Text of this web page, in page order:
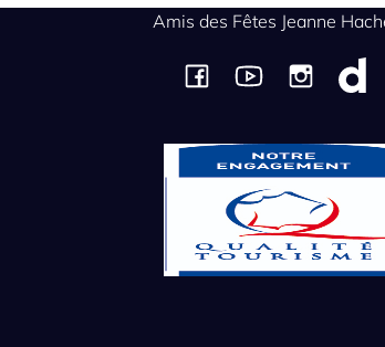
Amis des Fêtes Jeanne